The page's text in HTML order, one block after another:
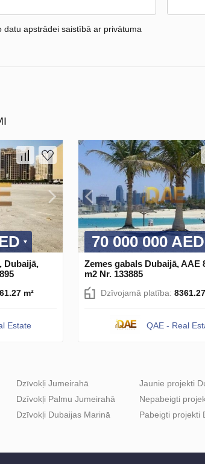
datu apstrādei saistībā ar privātuma
Dubaijā,
m²
Estate
70 000 000 AED
Zemes gabals Dubaijā, AAE
m2 Nr. 133885
Dzīvojamā platība:
QAE - Real
Dzīvokļi Jumeirahā
Dzīvokļi Palmu Jumeirahā
Dzīvokļi Dubaijas Marinā
Jaunie projekti
Nepabeigti
Pabeigti projekti